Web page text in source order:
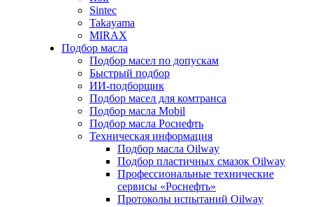
Sintec
Takayama
MIRAX
Подбор масла
Подбор масел по допускам
Быстрый подбор
ИИ-подборщик
Подбор масел для комтранса
Подбор масла Mobil
Подбор масла Роснефть
Техническая информация
Подбор масла Oilway
Подбор пластичных смазок Oilway
Профессиональные технические
сервисы «Роснефть»
Протоколы испытаний Oilway